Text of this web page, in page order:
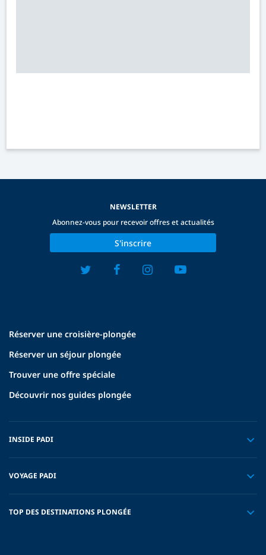
Réserver une croisière-plongée
Réserver un séjour plongée
Trouver une offre spéciale
Découvrir nos guides plongée
INSIDE PADI
VOYAGE PADI
TOP DES DESTINATIONS PLONGÉE
NEWSLETTER
Abonnez-vous pour recevoir offres et actualités
S'inscrire